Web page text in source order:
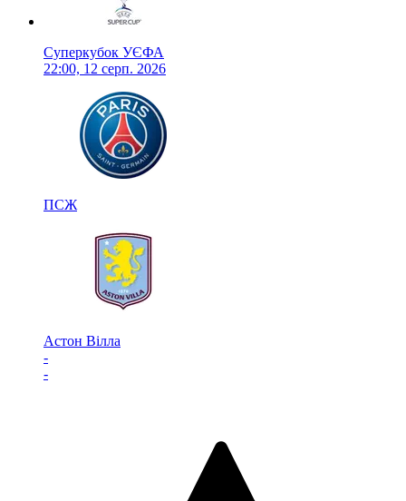
Суперкубок УЄФА
22:00, 12 серп. 2026
ПСЖ
Астон Вілла
-
-